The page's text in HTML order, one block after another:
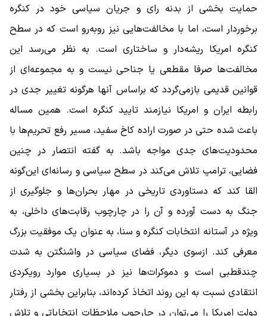
حمایت بخشی از بدنه رای و جریان سیاسی خود در کنگره
برخوردار است، اما با مخالفت‌هایی نیز روبه‌رو است که در سطح
کنگره امریکا ریشه‌دار و ساختاری است. به نظر می‌رسد این
مخالفت‌ها صرفا مقطعی یا جناحی نیست و به مجموعه‌ای از
قوانین قدیمی بازمی‌گردد که براساس آنها هرگونه تغییر جدی در
رابطه ایران و امریکا نیازمند تایید کنگره است. همین مساله
باعث شده حتی در صورت اراده کاخ سفید، مسیر رفع تحریم‌ها با
محدودیت‌های جدی مواجه باشد. به گفته انتصار در چنین
فضایی، ترامپ تلاش می‌کند در سطح سیاسی و رسانه‌ای این‌گونه
القا کند که دستاوردی تاریخی در مهار بحران‌ها و جلوگیری از
جنگ به دست آورده و آن را در چارچوب رقابت‌های داخلی، به
‌ویژه در آستانه انتخابات کنگره و سنا، به عنوان یک موفقیت بزرگ
معرفی کند. ازسوی دیگر، فضای سیاسی در واشنگتن به ‌شدت
چندقطبی است و دموکرات‌ها نیز در بسیاری موارد رویکردی
انتقادی نسبت به این روند اتخاذ کرده‌اند، بنابراین بخشی از رفتار
دولت امریکا را می‌توان در چارچوب ملاحظات انتخاباتی و تلاش